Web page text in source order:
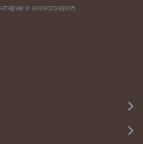
и аксессуаров